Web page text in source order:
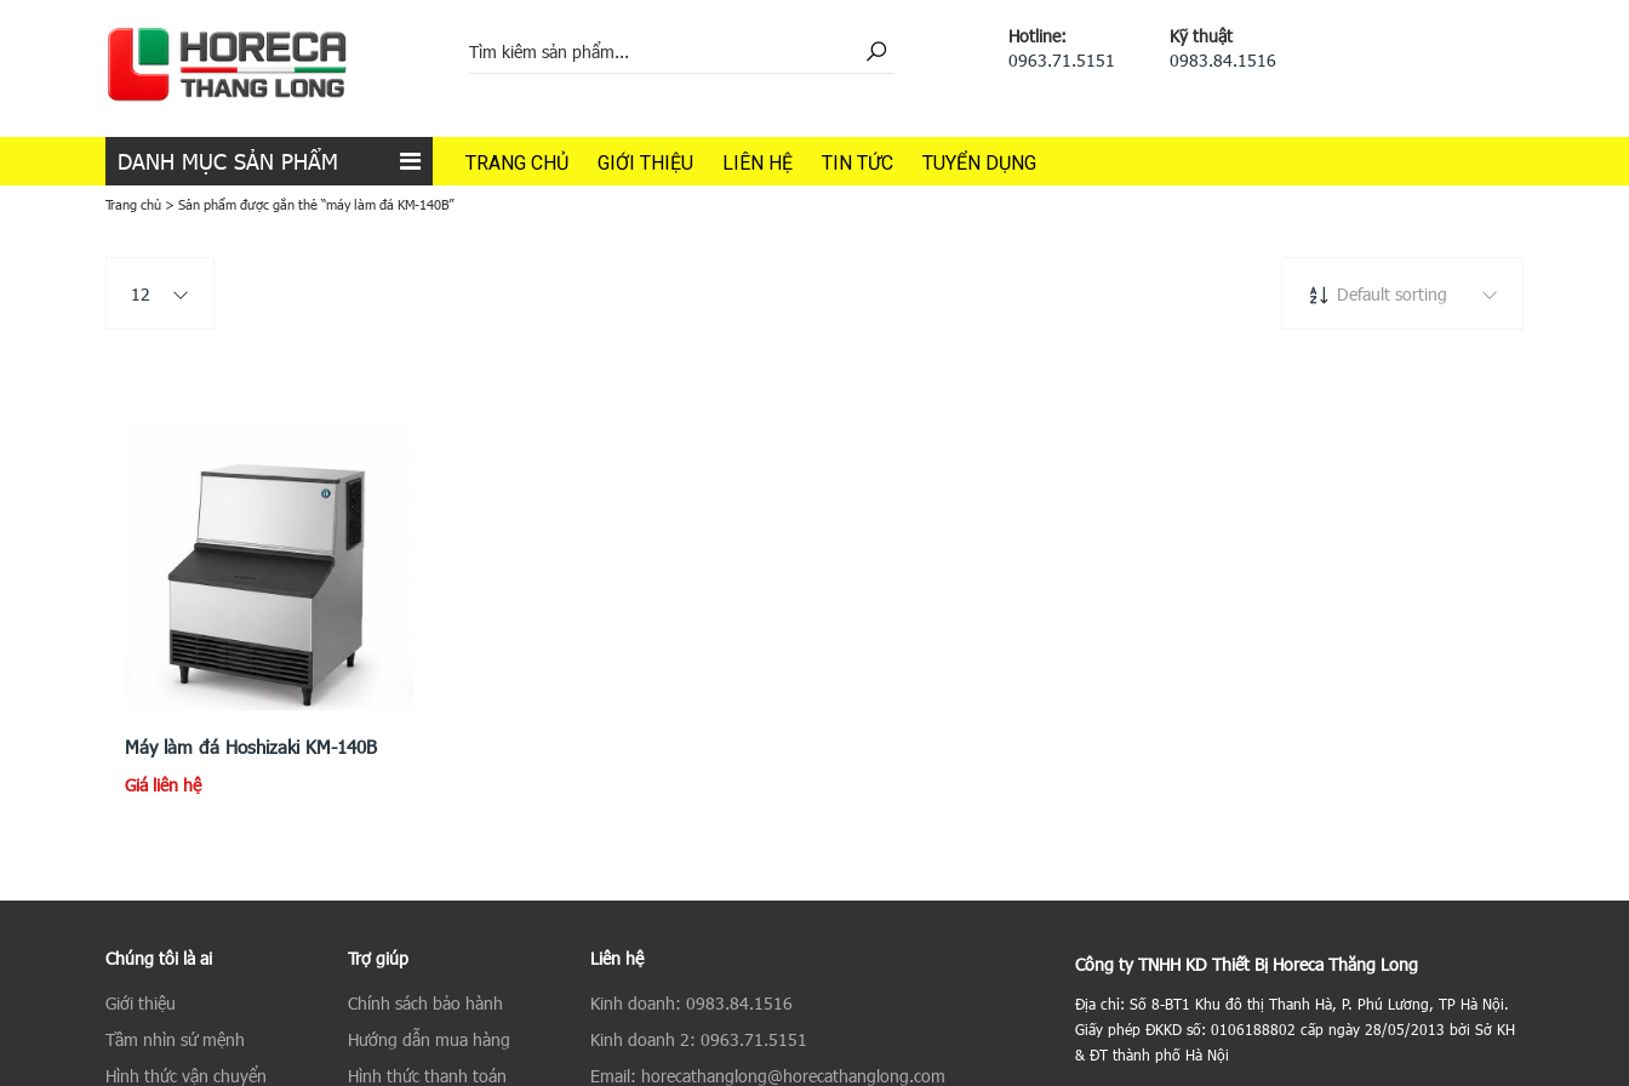
Hotline:
0963.71.5151
Kỹ thuật
0983.84.1516
DANH MỤC SẢN PHẨM TRANG CHỦ GIỚI THIỆU LIÊN HỆ TIN TỨC TUYỂN DỤNG
Trang chủ > Sản phẩm được gắn thẻ “máy làm đá KM-140B”
12 Default sorting
Máy làm đá Hoshizaki KM-140B
Giá liên hệ
Chúng tôi là ai
Giới thiệu
Tầm nhìn sứ mệnh
Hình thức vận chuyển
Trợ giúp
Chính sách bảo hành
Hướng dẫn mua hàng
Hình thức thanh toán
Liên hệ
Kinh doanh: 0983.84.1516
Kinh doanh 2: 0963.71.5151
Email: horecathanglong@horecathanglong.com
Công ty TNHH KD Thiết Bị Horeca Thăng Long
Địa chỉ: Số 8-BT1 Khu đô thị Thanh Hà, P. Phú Lương, TP Hà Nội.
Giấy phép ĐKKD số: 0106188802 cấp ngày 28/05/2013 bởi Sở KH
& ĐT thành phố Hà Nội